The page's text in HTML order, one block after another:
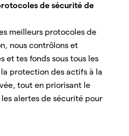
de sécurité de
meilleurs protocoles de
nous contrôlons et
et tes fonds sous tous les
protection des actifs à la
tout en priorisant le
alertes de sécurité pour